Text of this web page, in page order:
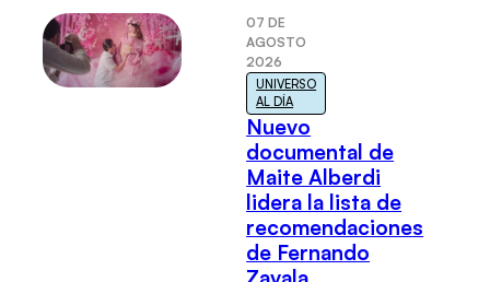
07 DE
AGOSTO
2026
UNIVERSO
AL DÍA
Nuevo
documental de
Maite Alberdi
lidera la lista de
recomendaciones
de Fernando